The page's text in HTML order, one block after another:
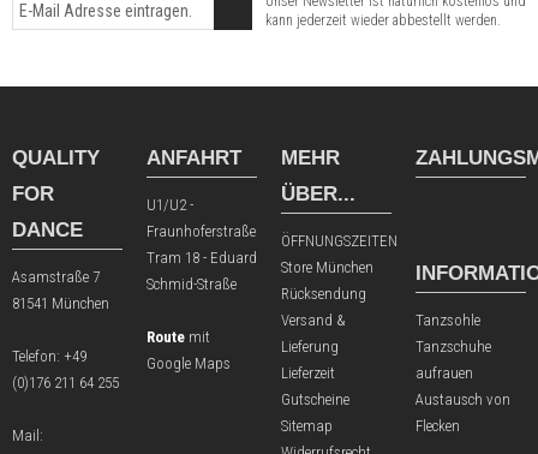
kann jederzeit wieder abbestellt werden.
QUALITY
FOR
DANCE
Asamstraße 7
81541 München
Telefon: +49
(0)176 211 64 255
Mail:
ANFAHRT
U1/U2 -
Fraunhoferstraße
Tram 18 - Eduard
Schmid-Straße
Route mit
Google Maps
MEHR
ÜBER...
ÖFFNUNGSZEITEN
Store München
Rücksendung
Versand &
Lieferung
Lieferzeit
Gutscheine
Sitemap
Tanzsohle
Tanzschuhe
aufrauen
Austausch von
Flecken